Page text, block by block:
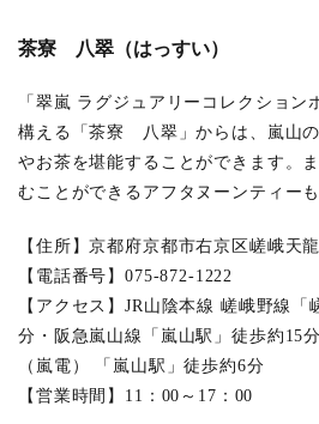
茶寮 八翠（はっすい）
「翠嵐 ラグジュアリーコレクション
構える「茶寮 八翠」からは、嵐山
やお茶を堪能することができます。
むことができるアフタヌーンティー
【住所】京都府京都市右京区嵯峨天
【電話番号】075-872-1222
【アクセス】JR山陰本線 嵯峨野線
分・阪急嵐山線「嵐山駅」徒歩約15
（嵐電） 「嵐山駅」徒歩約6分
【営業時間】11：00～17：00